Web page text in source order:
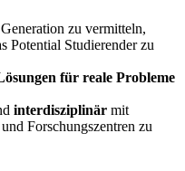
zu vermitteln,
Potential Studierender zu
für reale Probleme
interdisziplinär mit
Forschungszentren zu